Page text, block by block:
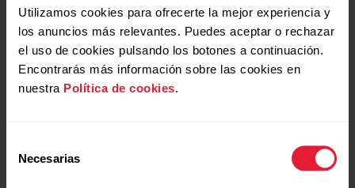
Utilizamos cookies para ofrecerte la mejor experiencia y
los anuncios más relevantes. Puedes aceptar o rechazar
el uso de cookies pulsando los botones a continuación.
Encontrarás más información sobre las cookies en
nuestra Política de cookies
Necesarias